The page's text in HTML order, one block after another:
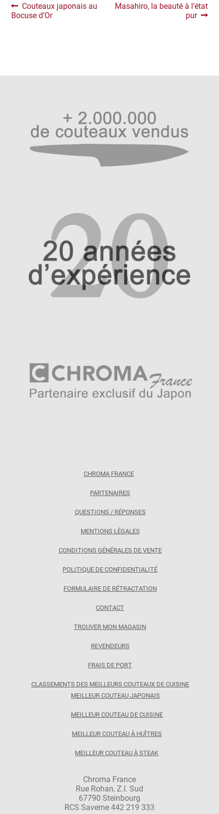
Navigation
de
Article
précédent :
Couteaux japonais au
Bocuse d’Or
Article
Masahiro, la beauté à l’état
pur
CHROMA FRANCE
PARTENAIRES
QUESTIONS / RÉPONSES
MENTIONS LÉGALES
CONDITIONS GÉNÉRALES DE VENTE
POLITIQUE DE CONFIDENTIALITÉ
FORMULAIRE DE RÉTRACTATION
CONTACT
TROUVER MON MAGASIN
REVENDEURS
FRAIS DE PORT
CLASSEMENTS DES MEILLEURS COUTEAUX DE CUISINE
MEILLEUR COUTEAU JAPONAIS
MEILLEUR COUTEAU DE CUISINE
MEILLEUR COUTEAU À HUÎTRES
MEILLEUR COUTEAU À STEAK
Chroma France
Rue Rohan, Z.I. Sud
67790 Steinbourg
RCS Saverne 442 219 333